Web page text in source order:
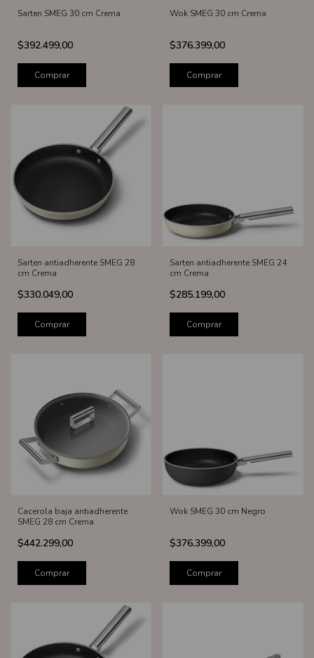
Sarten SMEG 30 cm Crema
$392.499,00
Comprar
Wok SMEG 30 cm Crema
$376.399,00
Comprar
Sarten antiadherente SMEG 28
cm Crema
$330.049,00
Comprar
Sarten antiadherente SMEG 24
cm Crema
$285.199,00
Comprar
Cacerola baja antiadherente
SMEG 28 cm Crema
$442.299,00
Comprar
Wok SMEG 30 cm Negro
$376.399,00
Comprar